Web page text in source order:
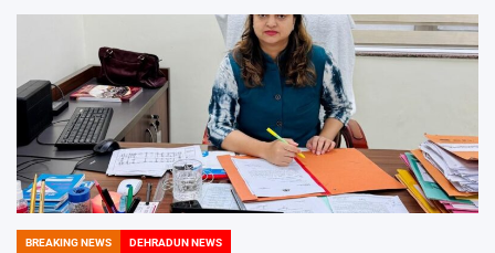
POSTED
BREAKING NEWS DEHRADUN NEWS